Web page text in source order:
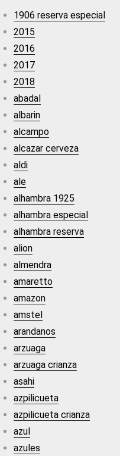
1906 reserva especial
2015
2016
2017
2018
abadal
albarin
alcampo
alcazar cerveza
aldi
ale
alhambra 1925
alhambra especial
alhambra reserva
alion
almendra
amaretto
amazon
amstel
arandanos
arzuaga
arzuaga crianza
asahi
azpilicueta
azpilicueta crianza
azul
azules